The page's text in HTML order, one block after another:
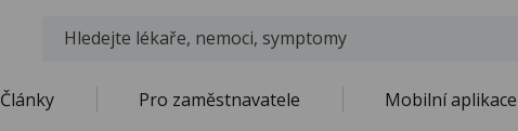
Články Pro zaměstnavatele Mobilní aplikace